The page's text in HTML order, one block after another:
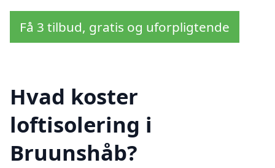
Få 3 tilbud, gratis og uforpligtende
Hvad koster
loftisolering i
Bruunshåb?